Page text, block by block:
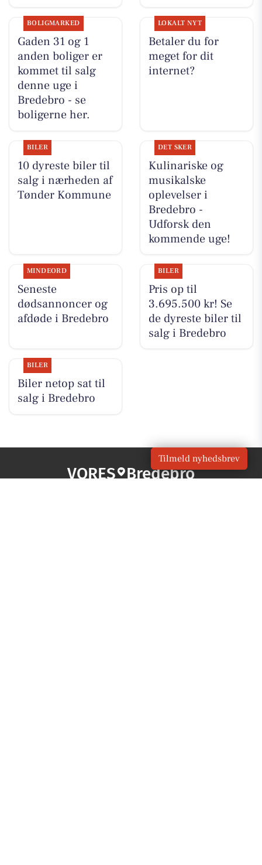
BOLIGMARKED
Gaden 31 og 1
anden boliger er
kommet til salg
denne uge i
Bredebro - se
boligerne her.
LOKALT NYT
Betaler du for
meget for dit
internet?
BILER
10 dyreste biler til
salg i nærheden af
Tønder Kommune
DET SKER
Kulinariske og
musikalske
oplevelser i
Bredebro -
Udforsk den
kommende uge!
MINDEORD
Seneste
dødsannoncer og
afdøde i Bredebro
BILER
Pris op til
3.695.500 kr! Se
de dyreste biler til
salg i Bredebro
BILER
Biler netop sat til
salg i Bredebro
VORES Bredebro
Tilmeld nyhedsbrev